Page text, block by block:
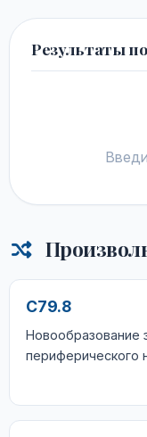
Результаты
C79.8
Новообразование
периферического